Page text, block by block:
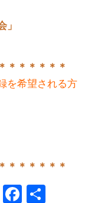
＊＊＊＊＊＊
を希望される方
＊＊＊＊＊＊
共